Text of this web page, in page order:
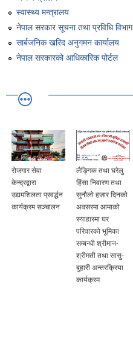
स्वास्थ्य मन्त्रालय
नेपाल सरकार सूचना तथा प्रविधि विभाग
सार्बजनिक खरिद अनुगमन कार्यालय
नेपाल सरकारको आधिकारिक पोर्टल
रोजगार सेवा
केन्द्रद्वारा
उद्यमशिलता प्रवर्द्धन
कार्यक्रम सञ्चालन
लैङ्गिक तथा घरेलु
हिंसा निवारण तथा
सुनौलो हजार दिनको
अवसरमा आमाको
स्याहारमा घर
परिवारको भूमिका
सम्बन्धी श्रीमान-
श्रीमती तथा सासु-
बुहारी अन्तरक्रिया
कार्यक्रम